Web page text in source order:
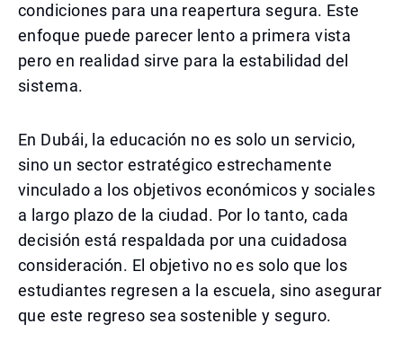
condiciones para una reapertura segura. Este
enfoque puede parecer lento a primera vista
pero en realidad sirve para la estabilidad del
sistema.
En Dubái, la educación no es solo un servicio,
sino un sector estratégico estrechamente
vinculado a los objetivos económicos y sociales
a largo plazo de la ciudad. Por lo tanto, cada
decisión está respaldada por una cuidadosa
consideración. El objetivo no es solo que los
estudiantes regresen a la escuela, sino asegurar
que este regreso sea sostenible y seguro.